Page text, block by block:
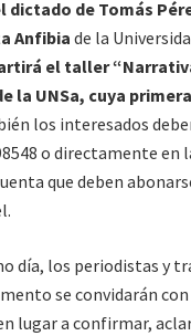
dictado de Tomás
Anfibiade la
el taller
la UNSa, cuya
los interesados
o directamente en
que deben
día, los periodistas y
se convidarán
lugar a confirmar,